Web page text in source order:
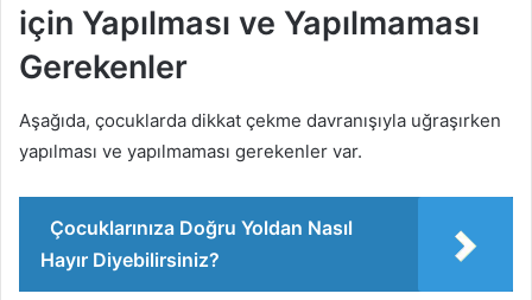
için Yapılması ve Yapılmaması
Gerekenler
Aşağıda, çocuklarda dikkat çekme davranışıyla uğraşırken
yapılması ve yapılmaması gerekenler var.
Çocuklarınıza Doğru Yoldan Nasıl
Hayır Diyebilirsiniz?